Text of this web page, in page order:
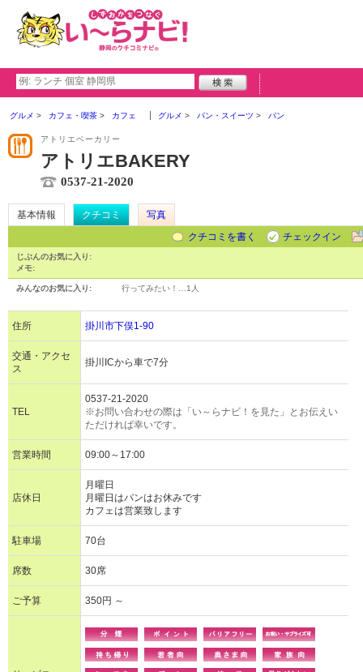
グルメ カフェ・喫茶 カフェ グルメ パン・スイーツ パン
アトリエベーカリー
アトリエBAKERY
0537-21-2020
基本情報 クチコミ
写真
クチコミを書く
チェックイン
じぶんのお気に入り:
メモ:
みんなのお気に入り: 行ってみたい！… 1人
住所 掛川市下俣1-90
交通・アクセ
ス
掛川ICから車で7分
TEL
0537-21-2020
※お問い合わせの際は「い～らナビ！を見た」とお伝えい
ただければ幸いです。
営業時間 09:00～17:00
店休日
月曜日
月曜日はパンはお休みです
カフェは営業致します
駐車場 70台
席数 30席
ご予算 350円 ～